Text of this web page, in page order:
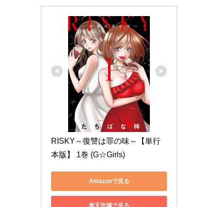
RISKY～復讐は罪の味～【単行
本版】 1巻 (G☆Girls)
Amazonで見る
楽天市場で見る